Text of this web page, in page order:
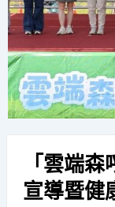
「雲端
宣導暨健